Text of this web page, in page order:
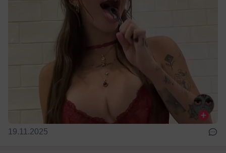
19.11.2025